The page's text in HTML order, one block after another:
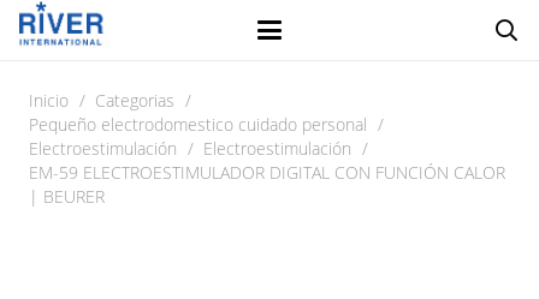
Inicio / Categorias /
Pequeño electrodomestico cuidado personal /
Electroestimulación / Electroestimulación /
EM-59 ELECTROESTIMULADOR DIGITAL CON FUNCIÓN CALOR
| BEURER